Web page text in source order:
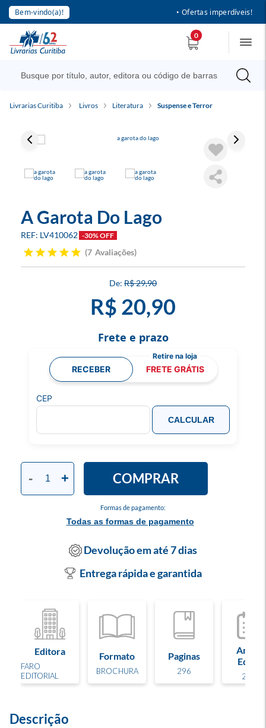
Bem-vindo(a)! • Ofertas imperdíveis!
0
Livrarias Curitiba Livros Literatura Suspense e Terror
A Garota Do Lago
LV410062 -30% OFF
7 Avaliações
R$ 29,90
R$ 20,90
Formas de pagamento:
Todas as formas de pagamento
- + COMPRAR
Frete e prazo
RECEBER FRETE GRÁTIS
CEP
CALCULAR
Devolução em até 7 dias
Entrega rápida e garantida
Editora
FARO
EDITORIAL
Formato
BROCHURA
Paginas
296
Ano de
Edição
2017
Descrição